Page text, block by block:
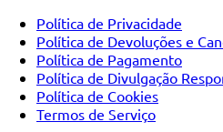
Política de Privacidade
Política de Devoluções e
Política de Pagamento
Política de Divulgação
Política de Cookies
Termos de Serviço